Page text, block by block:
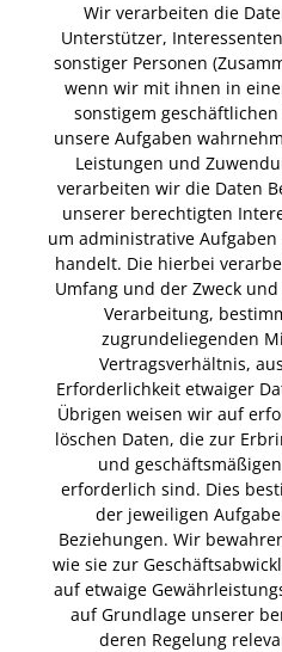
Wir verarbeiten die
Unterstützer,
sonstiger Personen
wenn wir mit ihnen in
sonstigem
unsere Aufgaben
Leistungen und
verarbeiten wir die Daten
unserer berechtigten
um administrative
handelt. Die hierbei
Umfang und der Zweck
Verarbeitung,
zugrundeliegenden
Vertragsverhältnis,
Erforderlichkeit etwaiger
Übrigen weisen wir auf
löschen Daten, die zur
und
erforderlich sind. Dies
der jeweiligen
Beziehungen. Wir
wie sie zur
auf etwaige
auf Grundlage unserer
deren Regelung